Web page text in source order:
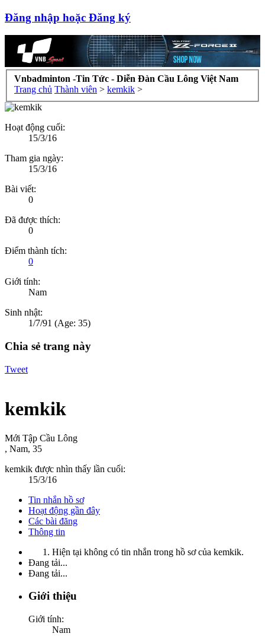
Đăng nhập hoặc Đăng ký
Vnbadminton -Tin Tức - Diễn Đàn Cầu Lông Việt Nam
Trang chủ Thành viên > kemkik >
Hoạt động cuối:
15/3/16
Tham gia ngày:
15/3/16
Bài viết:
0
Đã được thích:
0
Điểm thành tích:
0
Giới tính:
Nam
Sinh nhật:
1/7/91 (Age: 35)
Chia sẻ trang này
Tweet
kemkik
Mới Tập Cầu Lông
, Nam, 35
kemkik được nhìn thấy lần cuối:
15/3/16
Tin nhắn hồ sơ
Hoạt động gần đây
Các bài đăng
Thông tin
Hiện tại không có tin nhắn trong hồ sơ của kemkik.
Đang tải...
Đang tải...
Giới thiệu
Giới tính:
Nam